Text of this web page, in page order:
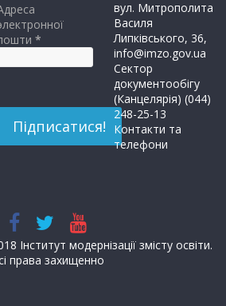
*
вул. Митрополита
Василя
Липківського, 36,
info@imzo.gov.ua
Сектор
документообігу
(Канцелярія) (044)
248-25-13
Контакти та
телефони
Інститут модернізації змісту освіти.
права захищенно